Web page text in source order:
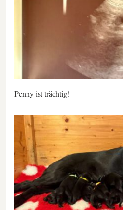
Penny ist trächtig!